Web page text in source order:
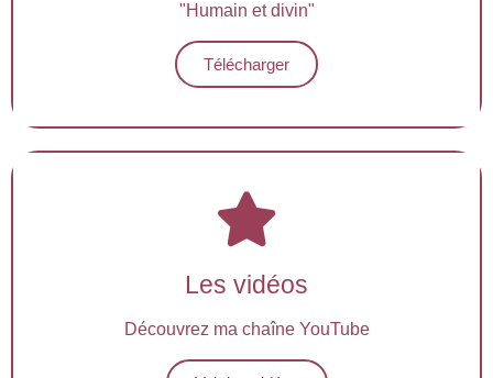
"Humain et divin"
Télécharger
Les vidéos
Découvrez ma chaîne YouTube